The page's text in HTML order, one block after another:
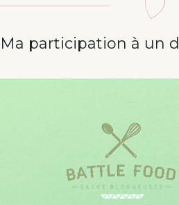
Ma participation à un